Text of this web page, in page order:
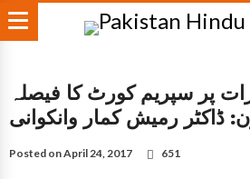
پر سپریم کورٹ کا فیصلہ
Posted onApril 24, 2017 651